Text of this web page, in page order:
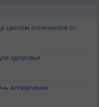
цветом отличается от
здоровья
аллергикам